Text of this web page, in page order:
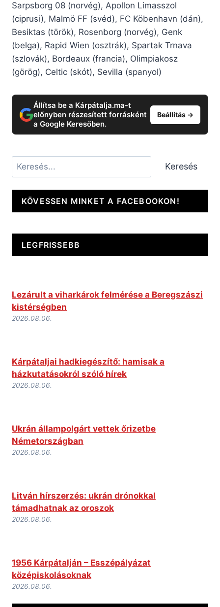
Sarpsborg 08 (norvég), Apollon Limasszol
(ciprusi), Malmö FF (svéd), FC Köbenhavn (dán),
Besiktas (török), Rosenborg (norvég), Genk
(belga), Rapid Wien (osztrák), Spartak Trnava
(szlovák), Bordeaux (francia), Olimpiakosz
(görög), Celtic (skót), Sevilla (spanyol)
Állítsa be a Kárpátalja.ma-t
előnyben részesített forrásként
a Google Keresőben.
Beállítás →
Keresés Keresés
KÖVESSEN MINKET A FACEBOOKON!
LEGFRISSEBB
Lezárult a viharkárok felmérése a Beregszászi
kistérségben
2026.08.06.
Kárpátaljai hadkiegészítő: hamisak a
házkutatásokról szóló hírek
2026.08.06.
Ukrán állampolgárt vettek őrizetbe
Németországban
2026.08.06.
Litván hírszerzés: ukrán drónokkal
támadhatnak az oroszok
2026.08.06.
1956 Kárpátalján – Esszépályázat
középiskolásoknak
2026.08.06.